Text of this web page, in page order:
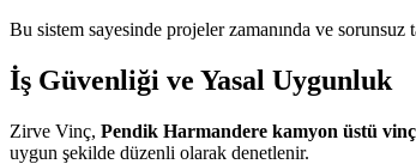
Bu sistem sayesinde projeler zamanında ve sorunsuz
İş Güvenliği ve Yasal Uygunluk
Zirve Vinç, Pendik Harmandere kamyon üstü
uygun şekilde düzenli olarak denetlenir.